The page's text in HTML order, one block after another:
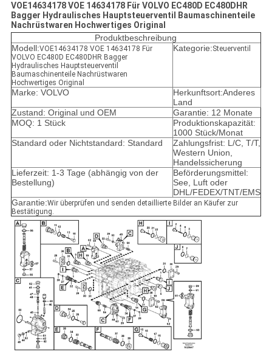
VOE14634178 VOE 14634178 Für VOLVO EC480D EC480DHR
Bagger Hydraulisches Hauptsteuerventil Baumaschinenteile
Nachrüstwaren Hochwertiges Original
Produktbeschreibung
Modell:VOE14634178 VOE 14634178 Für
VOLVO EC480D EC480DHR Bagger
Hydraulisches Hauptsteuerventil
Baumaschinenteile Nachrüstwaren
Hochwertiges Original
Kategorie:Steuerventil
Marke: VOLVO
Herkunftsort:Anderes
Land
Zustand: Original und OEM
Garantie: 12 Monate
MOQ: 1 Stück
Produktionskapazität:
1000 Stück/Monat
Standard oder Nichtstandard: Standard
Zahlungsfrist: L/C, T/T,
Western Union,
Handelssicherung
Lieferzeit: 1-3 Tage (abhängig von der
Bestellung)
Beförderungsmittel:
See, Luft oder
DHL/FEDEX/TNT/EMS
Garantie:Wir überprüfen und senden detaillierte Bilder an Käufer zur
Bestätigung.